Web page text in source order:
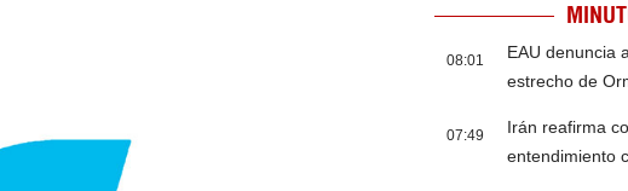
08:01
EAU denuncia
estrecho de
07:49
Irán reafirma
entendimiento